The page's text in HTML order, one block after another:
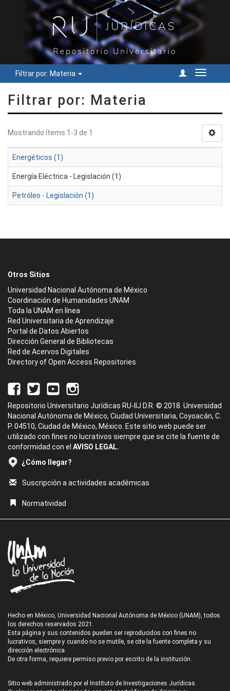
Filtrar por: Materia
Cambiar
Filtrar por: Materia
Mostrando ítems 1-3 de 1
Energéticos (1)
Energía Eléctrica - Legislación (1)
Petróleo - Legislación (1)
Otros Sitios
Universidad Nacional Autónoma de México
Coordinación de Humanidades UNAM
Toda la UNAM en línea
Red Universitaria de Aprendizaje
Portal de Datos Abiertos
Dirección General de Bibliotecas
Red de Acervos Digitales
Directory of Open Access Repositories
Repositorio Universitario Jurídicas RU-IIJ D.R. © 2018. Universidad
Nacional Autónoma de México, Ciudad Universitaria, Coyoacán, C.
P. 04510, Ciudad de México, México. Este sitio web puede ser
utilizado con fines no lucrativos siempre que se cite la fuente de
conformidad con el AVISO LEGAL.
¿Cómo llegar?
Suscripción a actividades académicas
Normatividad
Hecho en México, Universidad Nacional Autónoma de México (UNAM), todos
los derechos reservados 2021.
Esta página y sus contenidos pueden ser reproducidos con fines no
lucrativos, siempre y cuando no se mutile, se cite la fuente completa y su
dirección electrónica.
De otra forma, requiere permiso previo por escrito de la institución.
Sitio web administrado por el Instituto de Investigaciones Jurídicas.